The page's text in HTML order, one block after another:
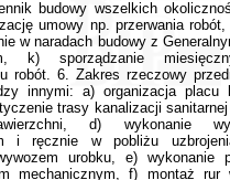
budowy wszelkich
umowy np. przerwania
w naradach budowy z
k) sporządzanie
robót. 6. Zakres rzeczowy
innymi: a) organizacja placu
trasy kanalizacji
d) wykonanie
i ręcznie w pobliżu
urobku, e) wykonanie
mechanicznym, f) montaż rur